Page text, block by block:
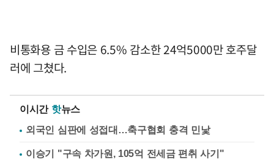
비통화용 금 수입은 6.5% 감소한 24억5000만 호주달
러에 그쳤다.
이시간 핫뉴스
외국인 심판에 성접대…축구협회 충격 민낯
이승기 "구속 차가원, 105억 전세금 편취 사기"